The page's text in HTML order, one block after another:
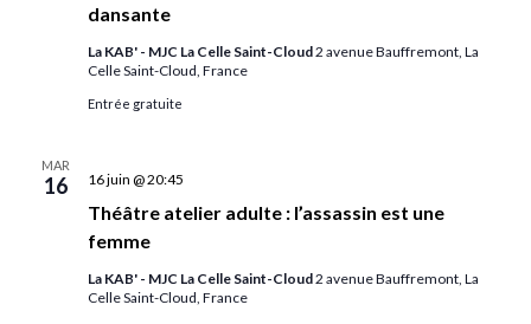
dansante
La KAB' - MJC La Celle Saint-Cloud2 avenue Bauffremont, La
Celle Saint-Cloud, France
Entrée gratuite
MAR
16
Théâtre atelier adulte : l’assassin est une
femme
16 juin @ 20:45
La KAB' - MJC La Celle Saint-Cloud2 avenue Bauffremont, La
Celle Saint-Cloud, France